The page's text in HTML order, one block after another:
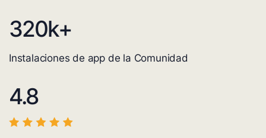
320k+
Instalaciones de app de la Comunidad
4.8